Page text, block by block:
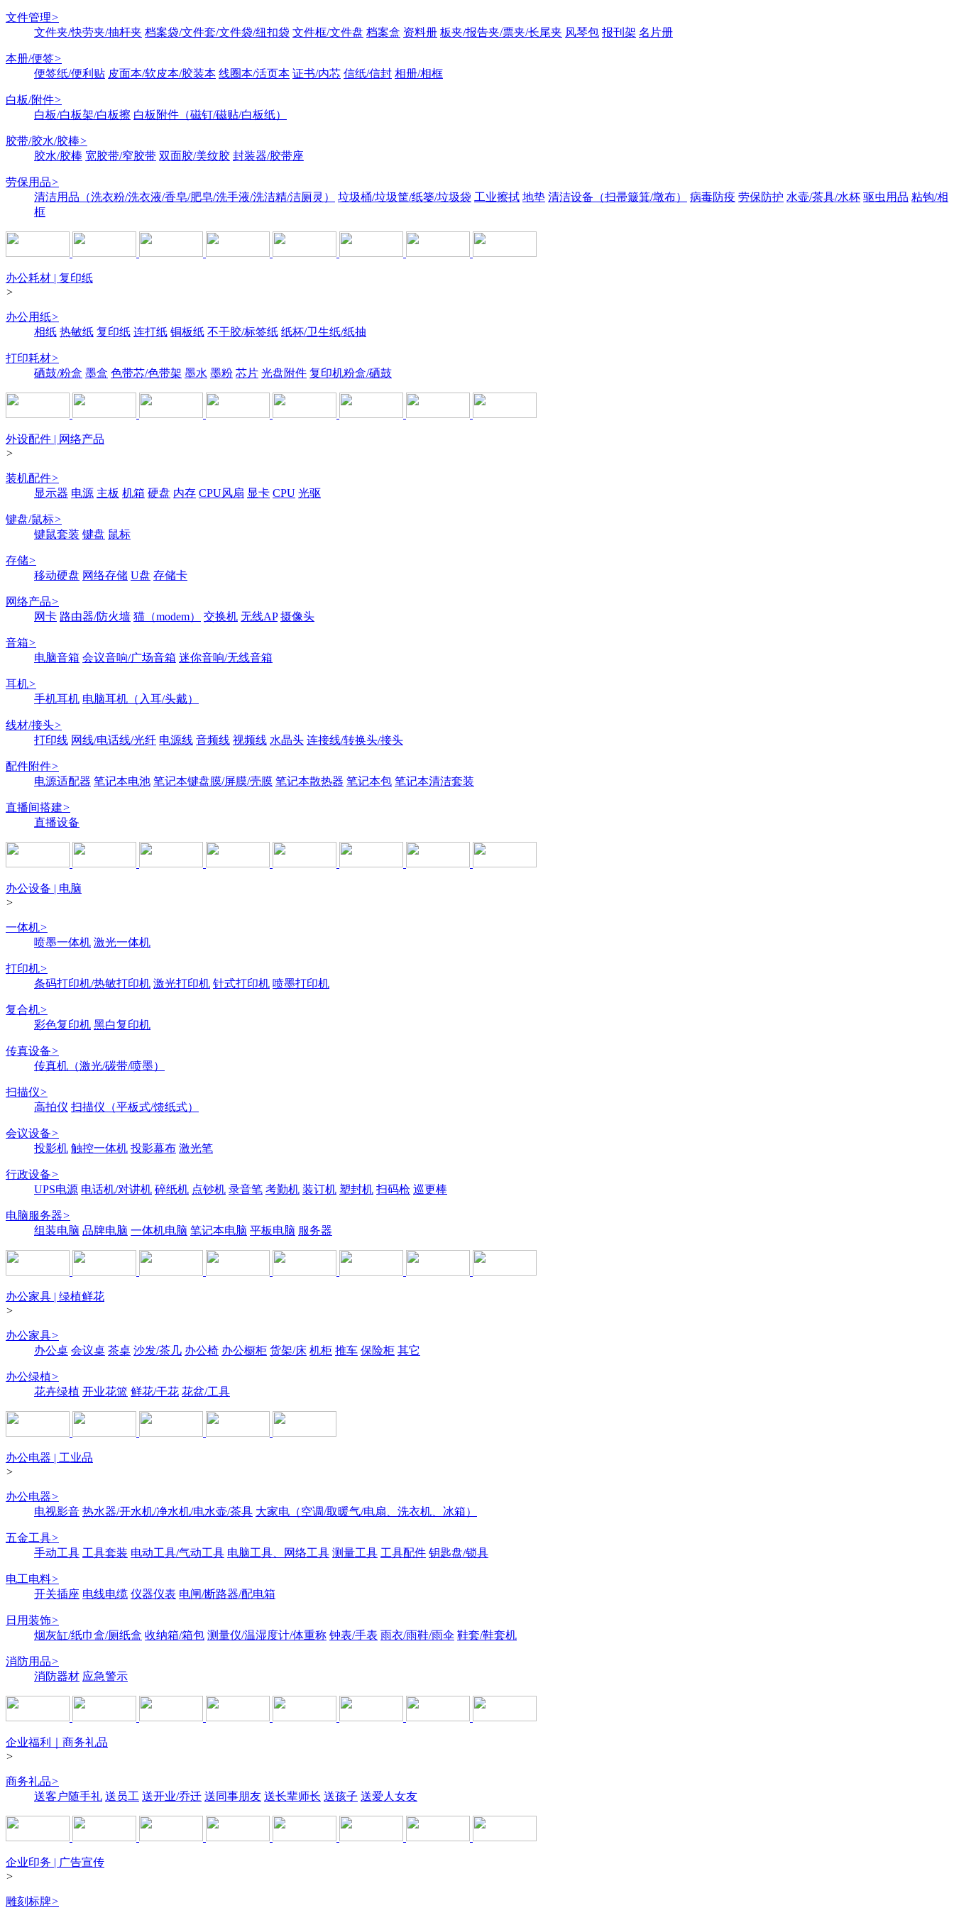
文件管理>
文件夹/快劳夹/抽杆夹 档案袋/文件套/文件袋/纽扣袋 文件框/文件盘 档案盒 资料册 板夹/报告夹/票夹/长尾夹 风琴包 报刊架 名片册
本册/便签>
便签纸/便利贴 皮面本/软皮本/胶装本 线圈本/活页本 证书/内芯 信纸/信封 相册/相框
白板/附件>
白板/白板架/白板擦 白板附件（磁钉/磁贴/白板纸）
胶带/胶水/胶棒>
胶水/胶棒 宽胶带/窄胶带 双面胶/美纹胶 封装器/胶带座
劳保用品>
清洁用品（洗衣粉/洗衣液/香皂/肥皂/洗手液/洗洁精/洁厕灵）
垃圾桶/垃圾筐/纸篓/垃圾袋 工业擦拭 地垫 清洁设备（扫帚簸箕/墩布） 病毒防疫 劳保防护 水壶/茶具/水杯 驱虫用品 粘钩/相
框
办公耗材 | 复印纸
>
办公用纸>
相纸 热敏纸 复印纸 连打纸 铜板纸 不干胶/标签纸 纸杯/卫生纸/纸抽
打印耗材>
硒鼓/粉盒 墨盒 色带芯/色带架 墨水 墨粉 芯片 光盘附件 复印机粉盒/硒鼓
外设配件 | 网络产品
>
装机配件>
显示器 电源 主板 机箱 硬盘 内存 CPU风扇 显卡 CPU 光驱
键盘/鼠标>
键鼠套装 键盘 鼠标
存储>
移动硬盘 网络存储 U盘 存储卡
网络产品>
网卡 路由器/防火墙 猫（modem） 交换机 无线AP 摄像头
音箱>
电脑音箱 会议音响/广场音箱 迷你音响/无线音箱
耳机>
手机耳机 电脑耳机（入耳/头戴）
线材/接头>
打印线 网线/电话线/光纤 电源线 音频线 视频线 水晶头 连接线/转换头/接头
配件附件>
电源适配器 笔记本电池 笔记本键盘膜/屏膜/壳膜 笔记本散热器 笔记本包 笔记本清洁套装
直播间搭建>
直播设备
办公设备 | 电脑
>
一体机>
喷墨一体机 激光一体机
打印机>
条码打印机/热敏打印机 激光打印机 针式打印机 喷墨打印机
复合机>
彩色复印机 黑白复印机
传真设备>
传真机（激光/碳带/喷墨）
扫描仪>
高拍仪 扫描仪（平板式/馈纸式）
会议设备>
投影机 触控一体机 投影幕布 激光笔
行政设备>
UPS电源 电话机/对讲机 碎纸机 点钞机 录音笔 考勤机 装订机 塑封机 扫码枪 巡更棒
电脑服务器>
组装电脑 品牌电脑 一体机电脑 笔记本电脑 平板电脑 服务器
办公家具 | 绿植鲜花
>
办公家具>
办公桌 会议桌 茶桌 沙发/茶几 办公椅 办公橱柜 货架/床 机柜 推车 保险柜 其它
办公绿植>
花卉绿植 开业花篮 鲜花/干花 花盆/工具
办公电器 | 工业品
>
办公电器>
电视影音 热水器/开水机/净水机/电水壶/茶具 大家电（空调/取暖气/电扇、洗衣机、冰箱）
五金工具>
手动工具 工具套装 电动工具/气动工具 电脑工具、网络工具 测量工具 工具配件 钥匙盘/锁具
电工电料>
开关插座 电线电缆 仪器仪表 电闸/断路器/配电箱
日用装饰>
烟灰缸/纸巾盒/厕纸盒 收纳箱/箱包 测量仪/温湿度计/体重称 钟表/手表 雨衣/雨鞋/雨伞 鞋套/鞋套机
消防用品>
消防器材 应急警示
企业福利｜商务礼品
>
商务礼品>
送客户随手礼 送员工 送开业/乔迁 送同事朋友 送长辈师长 送孩子 送爱人女友
企业印务 | 广告宣传
>
雕刻标牌>